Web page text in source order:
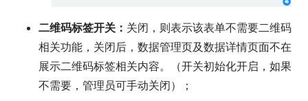
二维码标签开关： 关闭，则表示该表单不需要二维码
相关功能，关闭后，数据管理页及数据详情页面不在
展示二维码标签相关内容。（开关初始化开启，如果
不需要，管理员可手动关闭）；